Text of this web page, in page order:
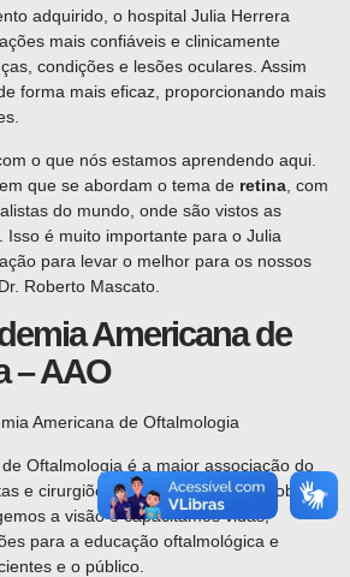
adquirido, o hospital Julia Herrera
mais confiáveis e clinicamente
condições e lesões oculares. Assim
forma mais eficaz, proporcionando mais
o que nós estamos aprendendo aqui.
que se abordam o tema de retina , com
do mundo, onde são vistos as
Isso é muito importante para o Julia
para levar o melhor para os nossos
Roberto Mascato.
Americana de
– AAO
Oftalmologia é a maior associação do
e cirurgiões. Uma comunidade global de
a visão e capacitamos vidas,
para a educação oftalmológica e
e o público.